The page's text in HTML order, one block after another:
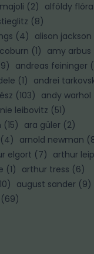
(2) alföldy flóra
(8)
(4) alison jackson
(1) amy arbus
9) andreas feininger (
(1) andrei
(103) andy warhol
leibovitz (51)
(15) ara güler (2)
(4) arnold newman (
elgort (7) arthur
(1) arthur tress (6)
10) august sander (9)
(69)